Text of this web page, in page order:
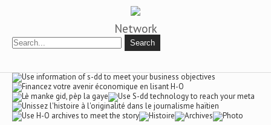
Network